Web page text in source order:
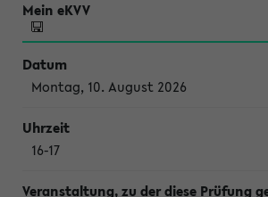
Montag, 10. August 2026
16-17